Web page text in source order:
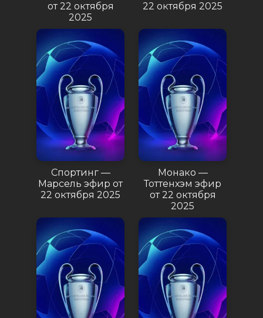
от 22 октября
2025
22 октября 2025
Спортинг —
Марсель эфир от
22 октября 2025
Монако —
Тоттенхэм эфир
от 22 октября
2025